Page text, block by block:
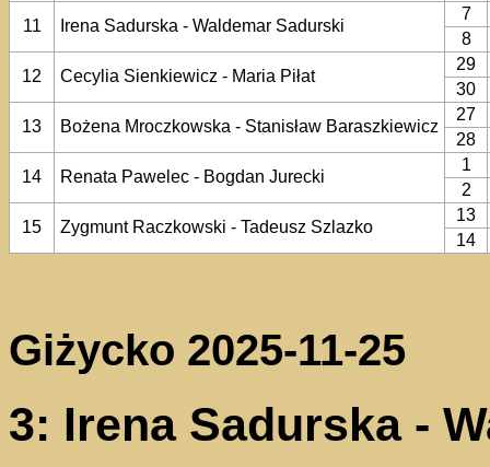
11
Irena Sadurska - Waldemar Sadurski
7
8
12
Cecylia Sienkiewicz - Maria Piłat
29
30
13
Bożena Mroczkowska - Stanisław Baraszkiewicz
27
28
14
Renata Pawelec - Bogdan Jurecki
1
2
15
Zygmunt Raczkowski - Tadeusz Szlazko
13
14
Giżycko 2025-11-25
3: Irena Sadurska -